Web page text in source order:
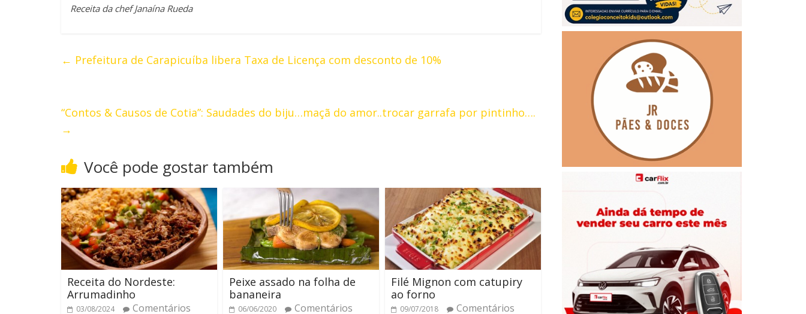
Receita da chef Janaína Rueda
← Prefeitura de Carapicuíba libera Taxa de Licença com desconto de 10%
“Contos & Causos de Cotia”: Saudades do biju…maçã do amor..trocar garrafa por pintinho….
→
Você pode gostar também
Receita do Nordeste:
Arrumadinho
03/08/2024
Comentários
Peixe assado na folha de
bananeira
06/06/2020
Comentários
Filé Mignon com catupiry
ao forno
09/07/2018
Comentários